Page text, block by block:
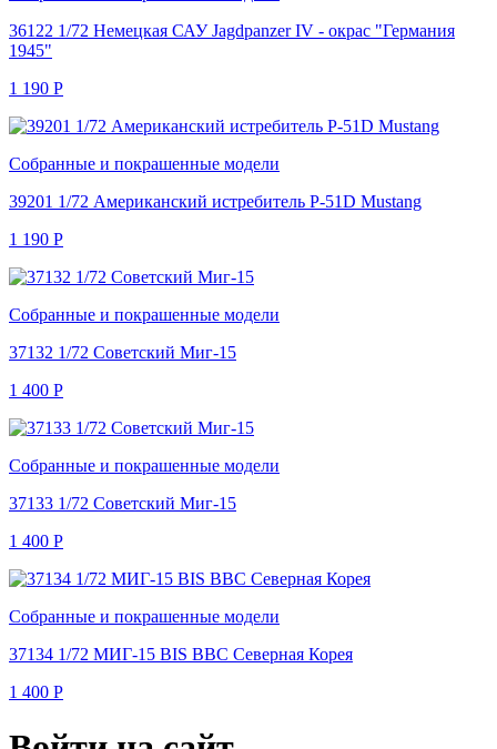
36122 1/72 Немецкая САУ Jagdpanzer IV - окрас "Германия
1945"
1 190 Р
Собранные и покрашенные модели
39201 1/72 Американский истребитель P-51D Mustang
1 190 Р
Собранные и покрашенные модели
37132 1/72 Советский Миг-15
1 400 Р
Собранные и покрашенные модели
37133 1/72 Советский Миг-15
1 400 Р
Собранные и покрашенные модели
37134 1/72 МИГ-15 BIS ВВС Северная Корея
1 400 Р